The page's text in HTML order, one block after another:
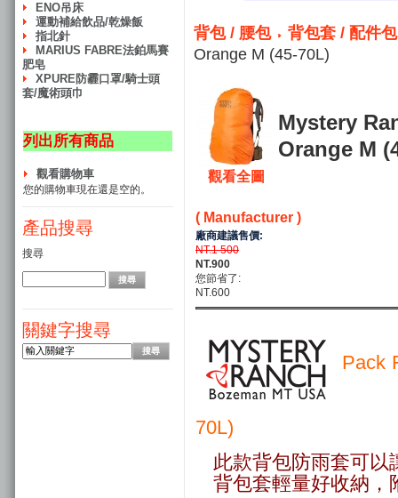
ENO吊床
運動補給飲品/乾燥飯
指北針
MARIUS FABRE法鉑馬賽
肥皂
XPURE防霾口罩/騎士頭
套/魔術頭巾
列出所有商品
觀看購物車
您的購物車現在還是空的。
產品搜尋
搜尋
關鍵字搜尋
背包 / 腰包
背包套 / 配件包
Orange M (45-70L)
觀看全圖
Mystery
Orange M
( Manufacturer )
廠商建議售價:
NT.1 500
NT.900
您節省了:
NT.600
Pack
70L)
此款背包防雨套可以
背包套輕量好收納，